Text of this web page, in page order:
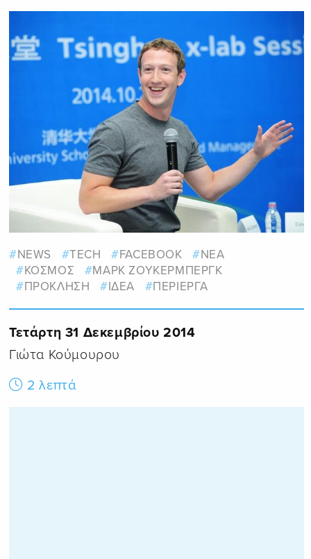
NEWS TECH FACEBOOK
ΝΕΑ
ΚΟΣΜΟΣ
ΜΑΡΚ ΖΟΥΚΕΡΜΠΕΡΓΚ
ΠΡΟΚΛΗΣΗ
ΙΔΕΑ ΠΕΡΙΕΡΓΑ
Τετάρτη 31 Δεκεμβρίου 2014
Γιώτα Κούμουρου
2 λεπτά